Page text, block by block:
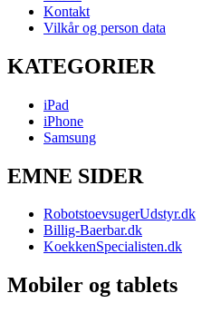
Kontakt
Vilkår og person data
KATEGORIER
iPad
iPhone
Samsung
EMNE SIDER
RobotstoevsugerUdstyr.dk
Billig-Baerbar.dk
KoekkenSpecialisten.dk
Mobiler og tablets